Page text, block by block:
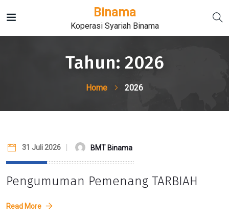
Binama
Koperasi Syariah Binama
Tahun: 2026
Home 2026
31 Juli 2026 BMT Binama
Pengumuman Pemenang TARBIAH
Read More